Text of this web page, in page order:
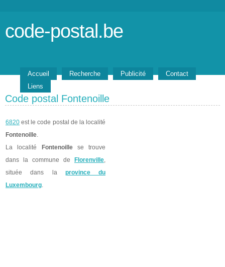
code-postal.be
Accueil Recherche Publicité
Contact
Liens
Code postal Fontenoille
6820 est le code postal de la localité
Fontenoille.
La localité
Fontenoillese trouve
dans la commune de
Florenville,
située dans la province du
Luxembourg.